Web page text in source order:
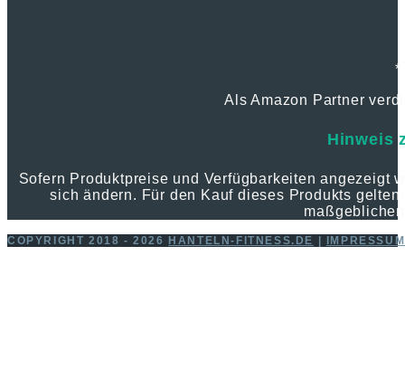
*
Als Amazon Partner
Hinweis
Sofern Produktpreise und Verfügbarkeiten angezeigt
sich ändern. Für den Kauf dieses Produkts
COPYRIGHT 2018 - 2026 HANTELN-FITNESS.DE IMPRESSUM